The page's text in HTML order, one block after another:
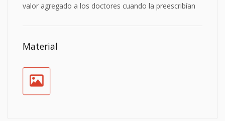
valor agregado a los doctores cuando la preescribían
Material